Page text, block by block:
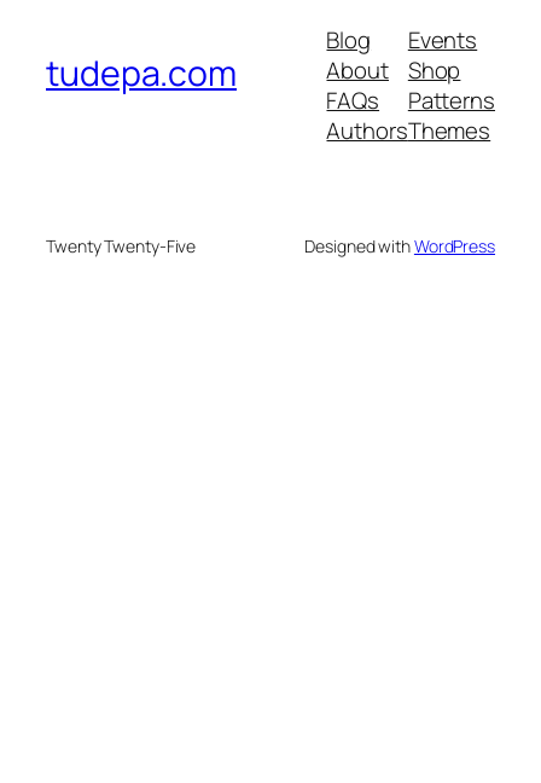
tudepa.com
Blog
About
FAQs
Authors
Events
Shop
Patterns
Themes
Twenty Twenty-Five Designed withWordPress